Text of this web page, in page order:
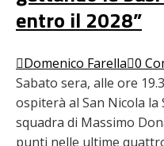
entro il 2028”
Domenico Farella 0
Sabato sera, alle ore
ospiterà al San Nicola la
squadra di Massimo
punti nelle ultime